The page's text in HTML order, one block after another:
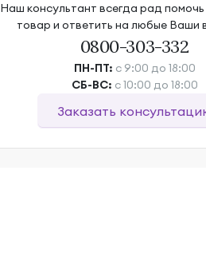
Наш консультант всегда рад
товар и ответить на любые Ваши
0800-303-332
ПН-ПТ: с 9:00 до 18:00
СБ-ВС: с 10:00 до 18:00
Заказать